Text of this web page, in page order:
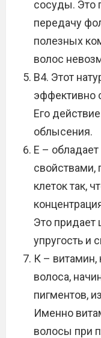
сосуды. Это
передачу
полезных
волос
В4. Этот
эффективно
Его
облысения.
Е –
свойствами,
клеток так,
Это придает
упругость и
К – витамин,
волоса,
пигментов,
Именно
волосы при